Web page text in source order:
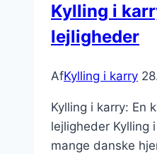
paprika
Kylling i
lejligheder
AfKylling i karry
Kylling i karry: En
lejligheder Kylling
mange danske